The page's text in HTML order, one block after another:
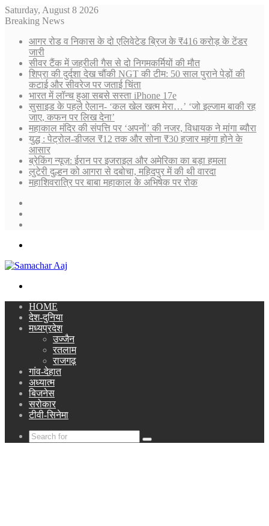
Saturday, August 8 2026
Breaking News
आगर रोड व निकास के दो एलिवेटेड ब्रिज के ₹416 करोड़ के टेंडर
जारी
सीवर टैंक में जहरीली गैस से दो निगमकर्मियों की मौत
शिप्रा की दुर्दशा देख चौंकी NGT की टीम: 50 साल पुराने पेड़ों की
कटाई और सीवरेज पर जताई चिंता
भारत में लॉन्च हुआ सबसे सस्ता iPhone 17e
सुसाइड के पहले ऐलान- ‘कल खेल खत्म मेरा…’ ‘जो इल्जाम बाकी रह
जाए, कफन पर लिख देना’
महाकाल मंदिर की संपत्ति पर ‘अपनों’ की नजर, विधायक ने मांगा ब्यौरा
युद्ध : पेट्रोल-डीजल ₹12 तक और सोना ₹30 हजार महंगा होने के
आसार
ब्रेकिंग न्यूज़: ईरान पर इजराइल और अमेरिका का बड़ा हमला
लुटेरी दुल्हन को आगरा से दबोचा, महिदपुर में की थी वारदा
महाशिवरात्रि पर बाबा महाकाल के अभिषेक पर रोक
HOME
देश-दुनिया
मध्यप्रदेश
उज्जैन
रतलाम
राजगढ़
गांव-देहात
अध्यात्म
बिजनेस
सरोकार
टीवी-सिनेमा
Search